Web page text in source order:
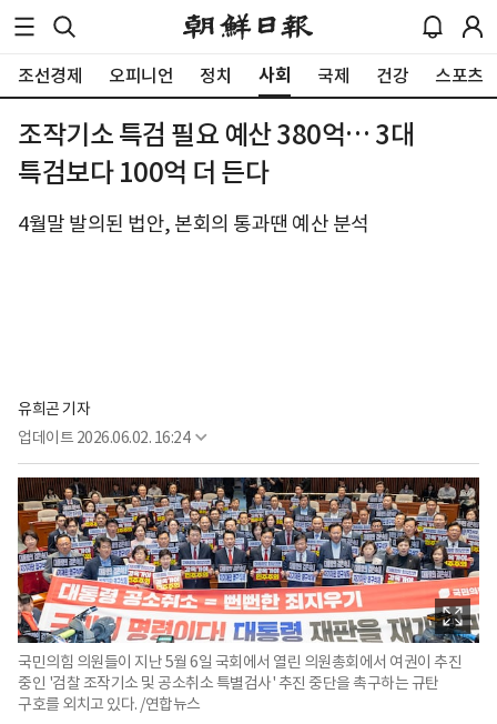
조선경제 오피니언 정치 사회 국제 건강 스포츠
조작기소 특검 필요 예산 380억… 3대
특검보다 100억 더 든다
4월말 발의된 법안, 본회의 통과땐 예산 분석
유희곤 기자
업데이트 2026.06.02. 16:24
국민의힘 의원들이 지난 5월 6일 국회에서 열린 의원총회에서 여권이 추진
중인 '검찰 조작기소 및 공소취소 특별검사' 추진 중단을 촉구하는 규탄
구호를 외치고 있다. /연합뉴스